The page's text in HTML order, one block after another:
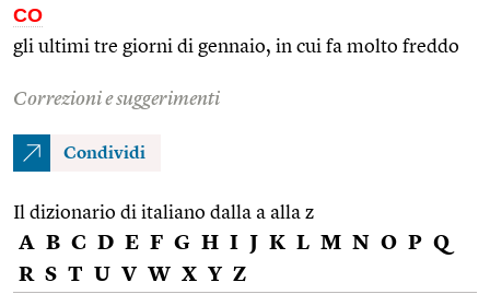
CO
gli ultimi tre giorni di gennaio, in cui fa molto freddo
Correzioni e suggerimenti
Condividi
Il dizionario di italiano dalla a alla z
A B C D E F G H I J K L M N O P Q
R S T U V W X Y Z